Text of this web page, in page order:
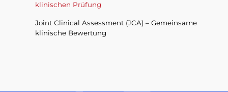
klinischen Prüfung
Joint Clinical Assessment (JCA) – Gemeinsame
klinische Bewertung